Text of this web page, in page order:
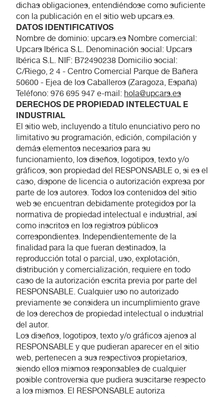
dichas obligaciones, entendiéndose como suficiente
con la publicación en el sitio web upcars.es.
DATOS IDENTIFICATIVOS
Nombre de dominio: upcars.es Nombre comercial:
Upcars Ibérica S.L. Denominación social: Upcars
Ibérica S.L. NIF: B72490238 Domicilio social:
C/Riego, 2 4 - Centro Comercial Parque de Bañera
50600 - Ejea de los Caballeros (Zaragoza, España)
Teléfono: 976 695 947 e-mail: hola@upcars.es
DERECHOS DE PROPIEDAD INTELECTUAL E
INDUSTRIAL
El sitio web, incluyendo a título enunciativo pero no
limitativo su programación, edición, compilación y
demás elementos necesarios para su
funcionamiento, los diseños, logotipos, texto y/o
gráficos, son propiedad del RESPONSABLE o, si es el
caso, dispone de licencia o autorización expresa por
parte de los autores. Todos los contenidos del sitio
web se encuentran debidamente protegidos por la
normativa de propiedad intelectual e industrial, así
como inscritos en los registros públicos
correspondientes. Independientemente de la
finalidad para la que fueran destinados, la
reproducción total o parcial, uso, explotación,
distribución y comercialización, requiere en todo
caso de la autorización escrita previa por parte del
RESPONSABLE. Cualquier uso no autorizado
previamente se considera un incumplimiento grave
de los derechos de propiedad intelectual o industrial
del autor.
Los diseños, logotipos, texto y/o gráficos ajenos al
RESPONSABLE y que pudieran aparecer en el sitio
web, pertenecen a sus respectivos propietarios,
siendo ellos mismos responsables de cualquier
posible controversia que pudiera suscitarse respecto
a los mismos. El RESPONSABLE autoriza